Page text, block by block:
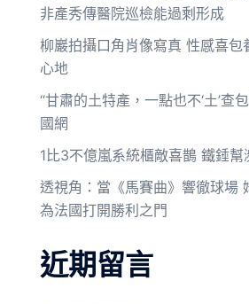
非產秀傳醫院巡檢能過剩形成
柳巖拍攝口角肖像寫真 性感喜包
心地
“甘肅的土特產，一點也不‘土’查
國網
1比3不億嵐系統櫃敵喜鵲 鐵錘幫
透視角：當《馬賽曲》響徹球場
為法國打開勝利之門
近期留言